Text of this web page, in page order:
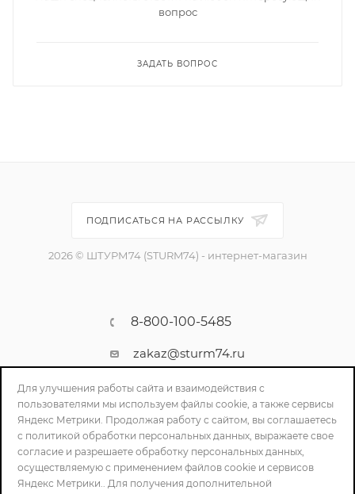
вопрос
ЗАДАТЬ ВОПРОС
ПОДПИСАТЬСЯ НА РАССЫЛКУ
2026 © ШТУРМ74 (STURM74) - интернет-магазин
8-800-100-5485
zakaz@sturm74.ru
г. Челябинск, ул. Стартовая 34/1
Для улучшения работы сайта и взаимодействия с
пользователями мы используем файлы cookie, а также сервисы
Яндекс Метрики. Продолжая работу с сайтом, вы соглашаетесь
с политикой обработки персональных данных, выражаете свое
согласие и разрешаете обработку персональных данных,
осуществляемую с применением файлов cookie и сервисов
Яндекс Метрики.. Для получения дополнительной